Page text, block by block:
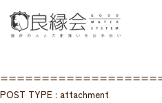
POST TYPE : attachment